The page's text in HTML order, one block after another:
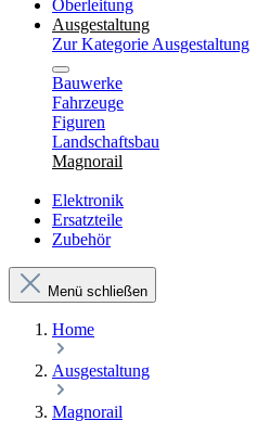
Oberleitung
Ausgestaltung
Zur Kategorie Ausgestaltung
Bauwerke
Fahrzeuge
Figuren
Landschaftsbau
Magnorail
Elektronik
Ersatzteile
Zubehör
Menü schließen
Home
Ausgestaltung
Magnorail